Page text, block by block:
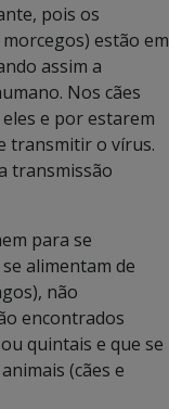
pois os
estão em
assim a
Nos cães
e por estarem
transmitir o vírus.
transmissão
para se
alimentam de
não
encontrados
quintais e que se
(cães e